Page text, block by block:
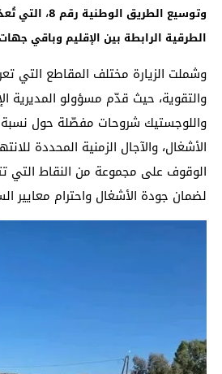
وتوسيع الطريق الوطنية رقم 8 ، التي
الطرقية الرابطة بين الإقليم وباقي
وشملت الزيارة مختلف المقاطع التي
والتقوية، حيث قدّم مسؤولو المديرية
واللوجستيك شروحات مفصّلة حول نسبة
الأشغال، والآجال الزمنية المحددة
الوقوف على مجموعة من النقاط التي
لضمان جودة الأشغال واحترام معايير